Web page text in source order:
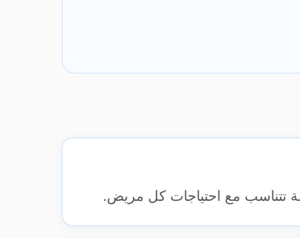
تتناسب مع احتياجات كل مريض.